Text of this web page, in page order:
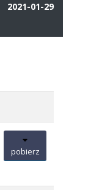
2021-01-29
pobierz